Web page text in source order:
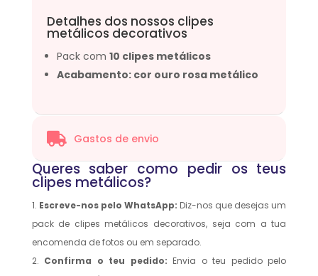
Queres saber como pedir os teus
clipes metálicos?
Escreve-nos pelo WhatsApp: Diz-nos que desejas um
pack de clipes metálicos decorativos, seja com a tua
encomenda de fotos ou em separado.
Confirma o teu pedido: Envia o teu pedido pelo
Detalhes dos nossos clipes
metálicos decorativos
Pack com 10 clipes metálicos
Acabamento: cor ouro rosa metálico
 Gastos de envio